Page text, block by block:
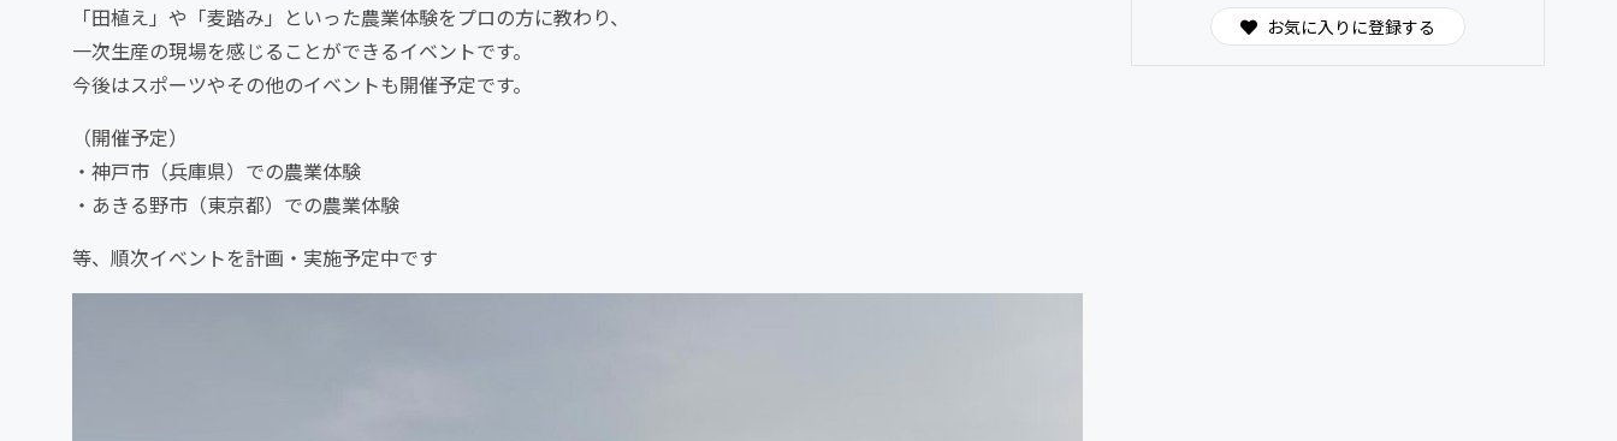
「田植え」や「麦踏み」といった農業体験をプロの方に教わり、
一次生産の現場を感じることができるイベントです。
今後はスポーツやその他のイベントも開催予定です。
（開催予定）
・神戸市（兵庫県）での農業体験
・あきる野市（東京都）での農業体験
等、順次イベントを計画・実施予定中です
お気に入りに登録する